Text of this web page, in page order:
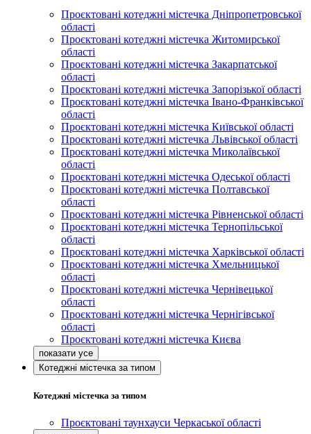
Проєктовані котеджні містечка Дніпропетровської
області
Проєктовані котеджні містечка Житомирської
області
Проєктовані котеджні містечка Закарпатської
області
Проєктовані котеджні містечка Запорізької області
Проєктовані котеджні містечка Івано-Франківської
області
Проєктовані котеджні містечка Київської області
Проєктовані котеджні містечка Львівської області
Проєктовані котеджні містечка Миколаївської
області
Проєктовані котеджні містечка Одеської області
Проєктовані котеджні містечка Полтавської
області
Проєктовані котеджні містечка Рівненської області
Проєктовані котеджні містечка Тернопільської
області
Проєктовані котеджні містечка Харківської області
Проєктовані котеджні містечка Хмельницької
області
Проєктовані котеджні містечка Чернівецької
області
Проєктовані котеджні містечка Чернігівської
області
Проєктовані котеджні містечка Києва
Котеджні містечка за типом
Котеджні містечка за типом
Проєктовані таунхауси Черкаської області